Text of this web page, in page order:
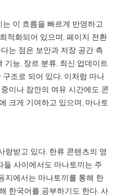
이 흐름을 빠르게 반영하고
적화되어 있으며, 페이지 전환
는 점은 보안과 저장 공간 측
기능, 장르 분류, 최신 업데이트
조로 되어 있다. 이처럼 마나
이나 잠깐의 여유 시간에도 콘
크게 기여하고 있으며, 마나토
랑받고 있다. 한류 콘텐츠의 영
사이에서도 마나토끼는 주
지에서는 마나토끼를 통해 한
한국어를 공부하기도 한다. 사